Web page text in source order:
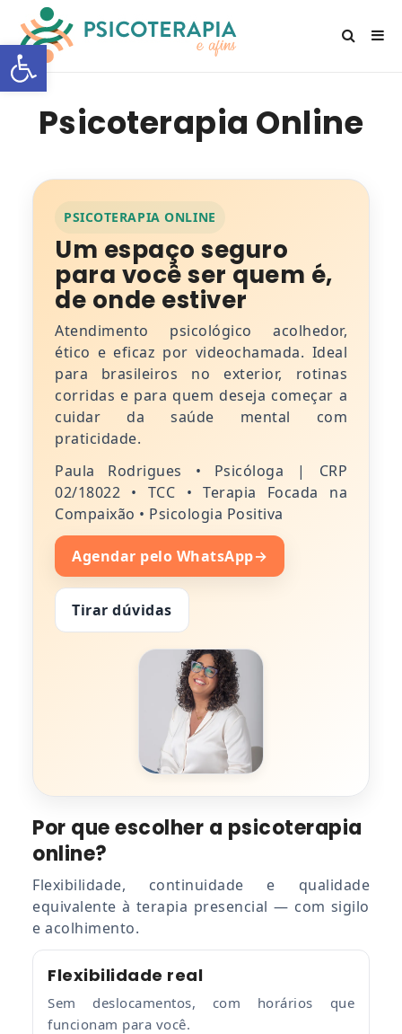
Open toolbar
Psicoterapia Online
PSICOTERAPIA ONLINE
Um espaço seguro
para você ser quem é,
de onde estiver
Atendimento psicológico acolhedor,
ético e eficaz por videochamada. Ideal
para brasileiros no exterior, rotinas
corridas e para quem deseja começar a
cuidar da saúde mental com
praticidade.
Paula Rodrigues • Psicóloga | CRP
02/18022 • TCC • Terapia Focada na
Compaixão • Psicologia Positiva
Agendar pelo WhatsApp→
Tirar dúvidas
Por que escolher a psicoterapia
online?
Flexibilidade, continuidade e qualidade
equivalente à terapia presencial — com sigilo
e acolhimento.
Flexibilidade real
Sem deslocamentos, com horários que
funcionam para você.